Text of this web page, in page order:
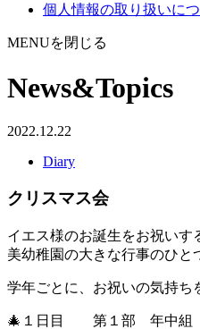
個人情報の取り扱いに
MENUを閉じる
News&Topics
2022.12.22
Diary
クリスマス会
イエス様のお誕生をお祝いす
美幼稚園の大きな行事のひと
学年ごとに、お祝いの気持ち
🎄１日目 第１部 年中